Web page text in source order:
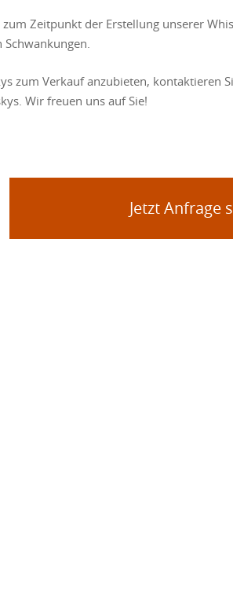
Zeitpunkt der Erstellung unserer
zum Verkauf anzubieten, kontaktieren
Wir freuen uns auf Sie!
Jetzt Anfrage